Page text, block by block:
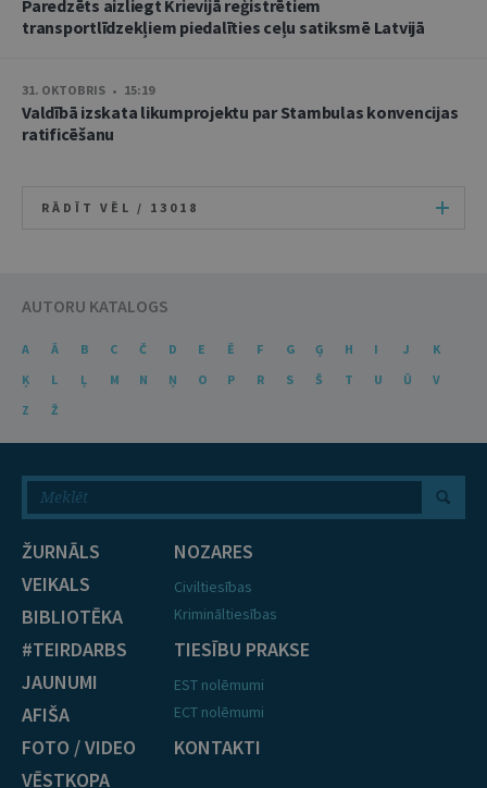
Paredzēts aizliegt Krievijā reģistrētiem
transportlīdzekļiem piedalīties ceļu satiksmē Latvijā
31. OKTOBRIS • 15:19
Valdībā izskata likumprojektu par Stambulas konvencijas
ratificēšanu
RĀDĪT VĒL / 13018
AUTORU KATALOGS
A Ā B C Č D E Ē F G Ģ H I J
K
Ķ
L Ļ M N Ņ O P R S Š T U Ū
V
Z
Ž
ŽURNĀLS
VEIKALS
BIBLIOTĒKA
#TEIRDARBS
JAUNUMI
AFIŠA
FOTO / VIDEO
VĒSTKOPA
NOZARES
Civiltiesības
Krimināltiesības
TIESĪBU PRAKSE
EST nolēmumi
ECT nolēmumi
KONTAKTI